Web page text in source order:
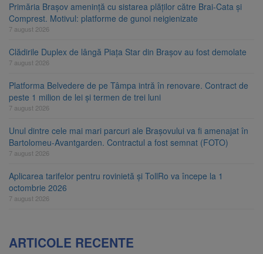
Primăria Brașov amenință cu sistarea plăților către Brai-Cata și
Comprest. Motivul: platforme de gunoi neigienizate
7 august 2026
Clădirile Duplex de lângă Piața Star din Brașov au fost demolate
7 august 2026
Platforma Belvedere de pe Tâmpa intră în renovare. Contract de
peste 1 milion de lei și termen de trei luni
7 august 2026
Unul dintre cele mai mari parcuri ale Brașovului va fi amenajat în
Bartolomeu-Avantgarden. Contractul a fost semnat (FOTO)
7 august 2026
Aplicarea tarifelor pentru rovinietă și TollRo va începe la 1
octombrie 2026
7 august 2026
ARTICOLE RECENTE